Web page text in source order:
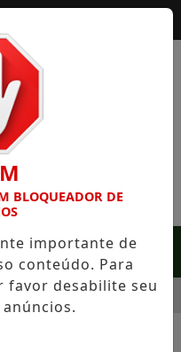
MENU
UNE ALTA
BLOQUEADOR DE
importante de
conteúdo. Para
favor desabilite seu